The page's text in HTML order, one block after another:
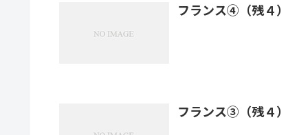
フランス④（残４）
フランス③（残４）